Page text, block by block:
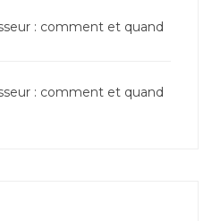
: comment et quand
: comment et quand